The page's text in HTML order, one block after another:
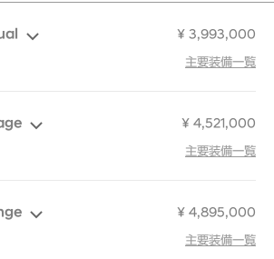
detail
¥ 3,993,000
主要装備一覧
detail
¥ 4,521,000
主要装備一覧
detail
¥ 4,895,000
主要装備一覧